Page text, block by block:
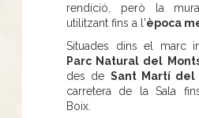
rendició, però la
utilitzant fins a l'època
Situades dins el marc
Parc Natural del
des de Sant Martí del
carretera de la Sala
Boix.